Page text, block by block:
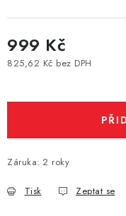
999 Kč
825,62 Kč bez DPH
Záruka: 2 roky
Tisk Zeptat se